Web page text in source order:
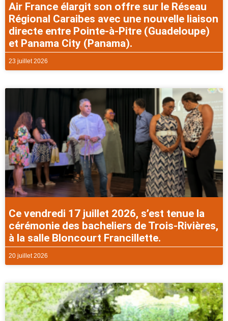
Air France élargit son offre sur le Réseau
Régional Caraibes avec une nouvelle liaison
directe entre Pointe-à-Pitre (Guadeloupe)
et Panama City (Panama).
23 juillet 2026
Ce vendredi 17 juillet 2026, s’est tenue la
cérémonie des bacheliers de Trois-Rivières,
à la salle Bloncourt Francillette.
20 juillet 2026